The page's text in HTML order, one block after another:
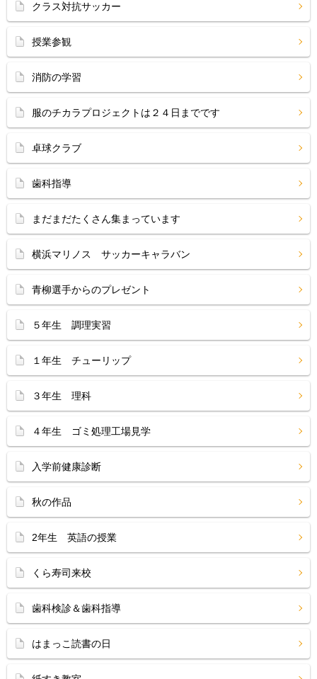
クラス対抗サッカー
授業参観
消防の学習
服のチカラプロジェクトは２４日までです
卓球クラブ
歯科指導
まだまだたくさん集まっています
横浜マリノス サッカーキャラバン
青柳選手からのプレゼント
５年生 調理実習
１年生 チューリップ
３年生 理科
４年生 ゴミ処理工場見学
入学前健康診断
秋の作品
2年生 英語の授業
くら寿司来校
歯科検診＆歯科指導
はまっこ読書の日